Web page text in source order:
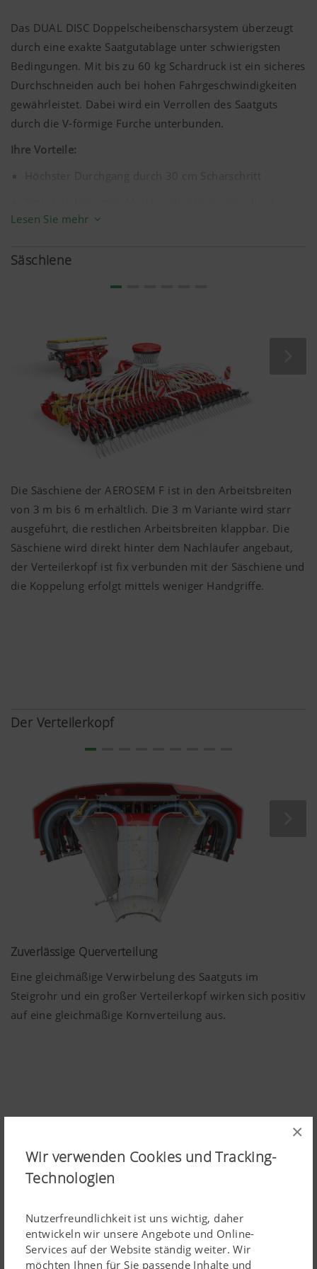
×
Wir verwenden Cookies und Tracking-
Technologien
Nutzerfreundlichkeit ist uns wichtig, daher
entwickeln wir unsere Angebote und Online-
Services auf der Website ständig weiter. Wir
möchten Ihnen für Sie passende Inhalte und
Das DUAL DISC Doppelscheibenscharsystem überzeugt
durch eine exakte Saatgutablage unter schwierigsten
Bedingungen. Mit bis zu 60 kg Schardruck ist ein sicheres
Durchschneiden auch bei hohen Fahrgeschwindigkeiten
gewährleistet. Dabei wird ein Verrollen des Saatguts
durch die V-förmige Furche unterbunden.
Ihre Vorteile:
Doppelscheibenschare mit
Gleichmäßiger Schardruck bis
gleichlange Drillhebel
Optimale Tiefenführung durch großdimensionierte
Druckrollen mit
330 mmx50 mmDurchmesser
Einsatzsicher unter schwierigsten Bedingungen durch
integrierte Hartmetallabstreifer an den Scharen.
Lesen Sie mehr
Säschiene
Die Säschiene der AEROSEM F ist in den Arbeitsbreiten
von 3 m bis 6 m erhältlich. Die 3 m Variante wird starr
ausgeführt, die restlichen Arbeitsbreiten klappbar. Die
Säschiene wird direkt hinter dem Nachläufer angebaut,
der Verteilerkopf ist fix verbunden mit der Säschiene und
die Koppelung erfolgt mittels weniger Handgriffe.
Der Verteilerkopf
Zuverlässige Querverteilung
Eine gleichmäßige Verwirbelung des Saatguts im
Steigrohr und ein großer Verteilerkopf wirken sich positiv
auf eine gleichmäßige Kornverteilung aus.
Tank AMICO F